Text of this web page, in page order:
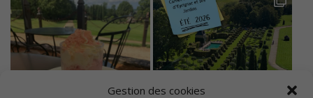
Gestion des cookies